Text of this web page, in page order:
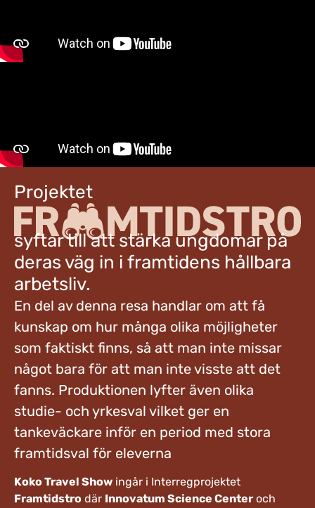
Projektet
syftar till att stärka ungdomar på
deras väg in i framtidens hållbara
arbetsliv.
En del av denna resa handlar om att få
kunskap om hur många olika möjligheter
som faktiskt finns, så att man inte missar
något bara för att man inte visste att det
fanns. Produktionen lyfter även olika
studie- och yrkesval vilket ger en
tankeväckare inför en period med stora
framtidsval för eleverna
Koko Travel Show ingår i Interregprojektet
Framtidstro där Innovatum Science Center och